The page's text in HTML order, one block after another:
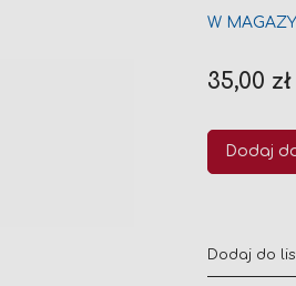
W
35,00 zł
Dodaj
Dodaj do